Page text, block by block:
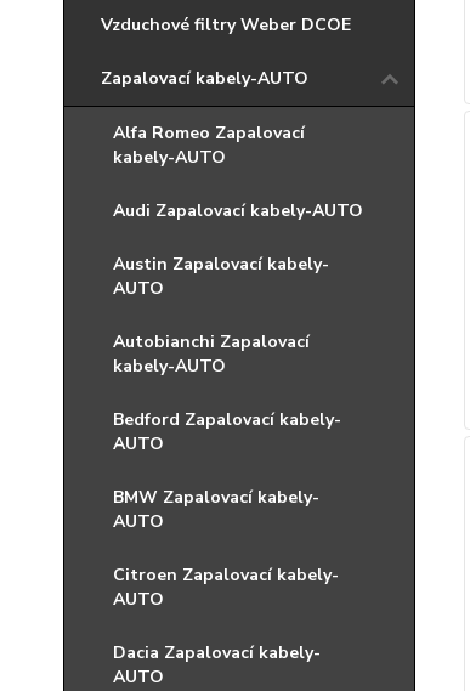
Vzduchové filtry Weber DCOE
Zapalovací kabely-AUTO
Alfa Romeo Zapalovací
kabely-AUTO
Audi Zapalovací kabely-AUTO
Austin Zapalovací kabely-
AUTO
Autobianchi Zapalovací
kabely-AUTO
Bedford Zapalovací kabely-
AUTO
BMW Zapalovací kabely-
AUTO
Citroen Zapalovací kabely-
AUTO
Dacia Zapalovací kabely-
AUTO